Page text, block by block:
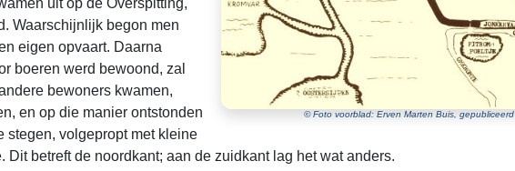
© Foto voorblad: Erven Marten Buis,
uit op de Overspitting,
Waarschijnlijk begon men
eigen opvaart. Daarna
boeren werd bewoond, zal
bewoners kwamen,
en op die manier ontstonden
stegen, volgepropt met kleine
betreft de noordkant; aan de zuidkant lag het wat anders.